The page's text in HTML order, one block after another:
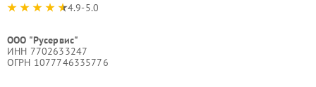
4.9-5.0
ООО "Русервис"
ИНН 7702633247
ОГРН 1077746335776